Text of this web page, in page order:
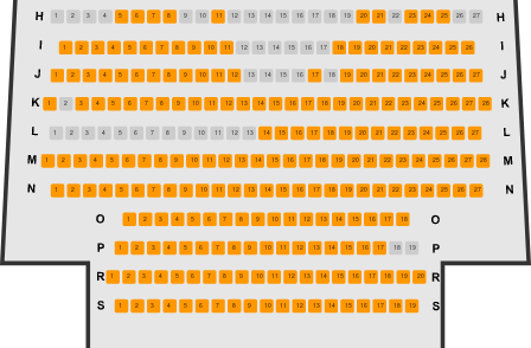
1 2 3 4 5 6 7 8 9 10 11 12 13 14 15 16 17 18 19 20 21 22 23 24 25 26 27
1 2 3 4 5 6 7 8 9 10 11 12 13 14 15 16 17 18 19 20 21 22 23 24 25 26 27
1 2 3 4 5 6 7 8 9 10 11 12 13 14 15 16 17 18 19 20 21 22 23 24 25 26 27
1 2 3 4 5 6 7 8 9 10 11 12 13 14 15 16 17 18
1 2 3 4 5 6 7 8 9 10 11 12 13 14 15 16 17 18
1 2 3 4 5 6 7 8 9 10 11 12 13 14 15 16 17 18 19
1 2 3 4 5 6 7 8 9 10 11 12 13 14 15 16 17 18 19
1 2 3 4 5 6 7 8 9 10 11 12 13 14 15 16 17 18 19 20
19 20 21 22 23 24 25 26 27
1 2 3 4 5 6 7 8 9 10 11 12 13 14 15 16 17 18 19 20 21 22 23 24 25 26 27 28
1 2 3 4 5 6 7 8 9 10 11 12 13 14 15 16 17 18 19 20 21 22 23 24 25 26 27 28
1 2 3 4 5 6 7 8 9 10 11 12 13 14 15 16 17 18 19 20 21 22 23 24 25 26